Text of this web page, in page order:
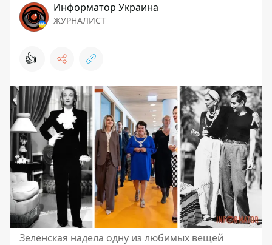
Информатор Украина
ЖУРНАЛИСТ
👍
Зеленская надела одну из любимых вещей